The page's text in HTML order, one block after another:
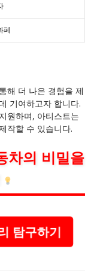
폐
해 더 나은 경험을 제
기여하고자 합니다.
원하며, 아티스트는
작할 수 있습니다.
차의 비밀을
탐구하기